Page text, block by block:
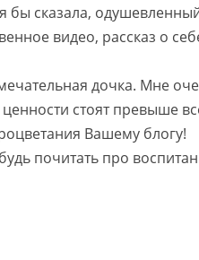
бы сказала,
видео, рассказ о
дочка. Мне
стоят превыше
Вашему блогу!
почитать про